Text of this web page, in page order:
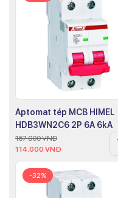
Aptomat tép MCB HIMEL
HDB3WN2C6 2P 6A 6kA
167.000VNĐ
114.000 VNĐ
-32%